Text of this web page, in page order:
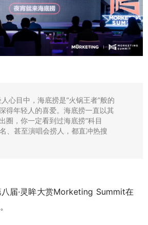
心目中，海底捞是“火锅王者”般的
得年轻人的喜爱。海底捞一直以其
圈，你一定看到过海底捞“科目
、甚至演唱会捞人，都直冲热搜
届·灵眸大赏Morketing Summit在